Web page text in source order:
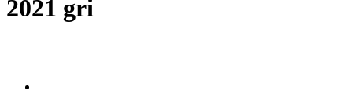
2021 gri